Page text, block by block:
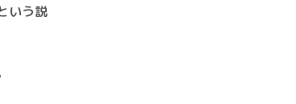
いう説